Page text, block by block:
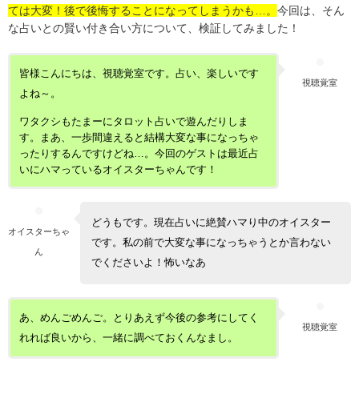
ては大変！後で後悔することになってしまうかも…。 今回は、そん
な占いとの賢い付き合い方について、検証してみました！
視聴覚室
皆様こんにちは、視聴覚室です。占い、楽しいです
よね～。
ワタクシもたまーにタロット占いで遊んだりしま
す。まあ、一歩間違えると結構大変な事になっちゃ
ったりするんですけどね…。今回のゲストは最近占
いにハマっているオイスターちゃんです！
オイスターちゃ
ん
どうもです。現在占いに絶賛ハマり中のオイスター
です。私の前で大変な事になっちゃうとか言わない
でくださいよ！怖いなあ
視聴覚室
あ、めんごめんご。とりあえず今後の参考にしてく
れれば良いから、一緒に調べておくんなまし。